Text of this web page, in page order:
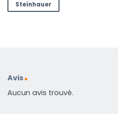
Steinhauer
Avis
Aucun avis trouvé.